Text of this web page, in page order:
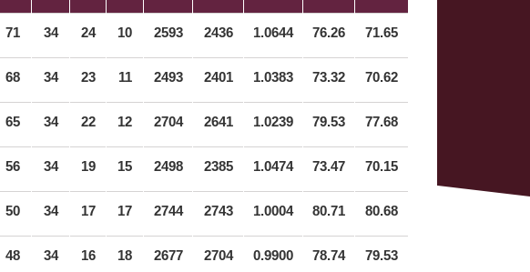
71 34 24 10 2593 2436 1.0644 76.26 71.65
68 34 23 11 2493 2401 1.0383 73.32 70.62
65 34 22 12 2704 2641 1.0239 79.53 77.68
56 34 19 15 2498 2385 1.0474 73.47 70.15
50 34 17 17 2744 2743 1.0004 80.71 80.68
48 34 16 18 2677 2704 0.9900 78.74 79.53